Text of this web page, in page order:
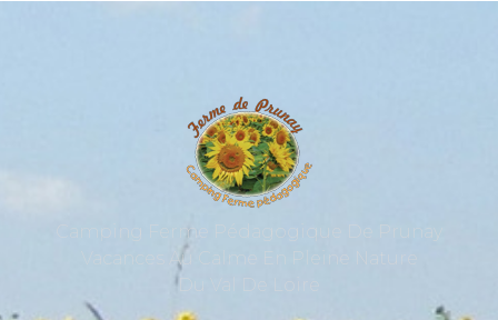
Camping Ferme Pédagogique De Prunay
Vacances Au Calme En Pleine Nature